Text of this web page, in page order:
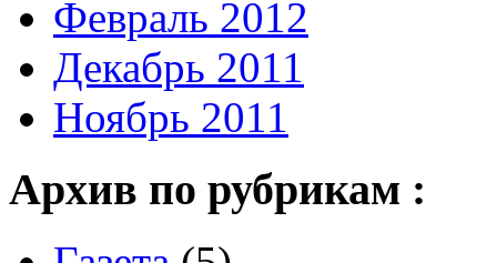
Февраль 2012
Декабрь 2011
Ноябрь 2011
Архив по рубрикам :